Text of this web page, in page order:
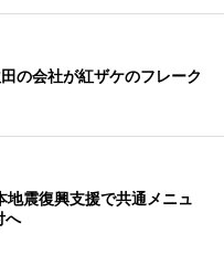
の会社が紅ザケのフレーク
地震復興支援で共通メニュ
へ